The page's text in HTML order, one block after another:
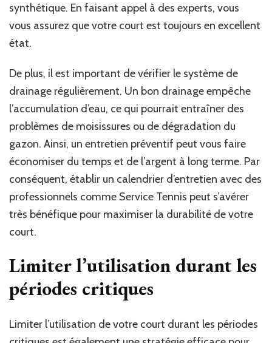
synthétique. En faisant appel à des experts, vous
vous assurez que votre court est toujours en excellent
état.
De plus, il est important de vérifier le système de
drainage régulièrement. Un bon drainage empêche
l’accumulation d’eau, ce qui pourrait entraîner des
problèmes de moisissures ou de dégradation du
gazon. Ainsi, un entretien préventif peut vous faire
économiser du temps et de l’argent à long terme. Par
conséquent, établir un calendrier d’entretien avec des
professionnels comme Service Tennis peut s’avérer
très bénéfique pour maximiser la durabilité de votre
court.
Limiter l’utilisation durant les
périodes critiques
Limiter l’utilisation de votre court durant les périodes